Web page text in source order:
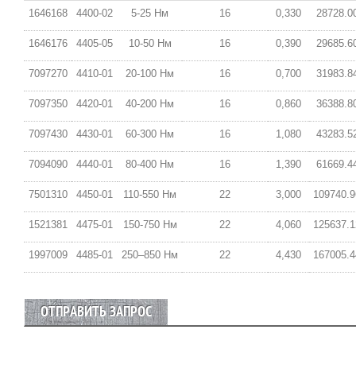
1646168 4400-02 5-25 Нм 16 0,330
1646176 4405-05 10-50 Нм 16 0,390
7097270 4410-01 20-100 Нм 16 0,700
7097350 4420-01 40-200 Нм 16 0,860
7097430 4430-01 60-300 Нм 16 1,080
7094090 4440-01 80-400 Нм 16 1,390
7501310 4450-01 110-550 Нм 22 3,000
1521381 4475-01 150-750 Нм 22 4,060
1997009 4485-01 250–850 Нм 22 4,430
ОТПРАВИТЬ ЗАПРОС